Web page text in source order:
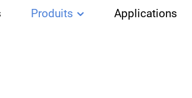
Produits Applications